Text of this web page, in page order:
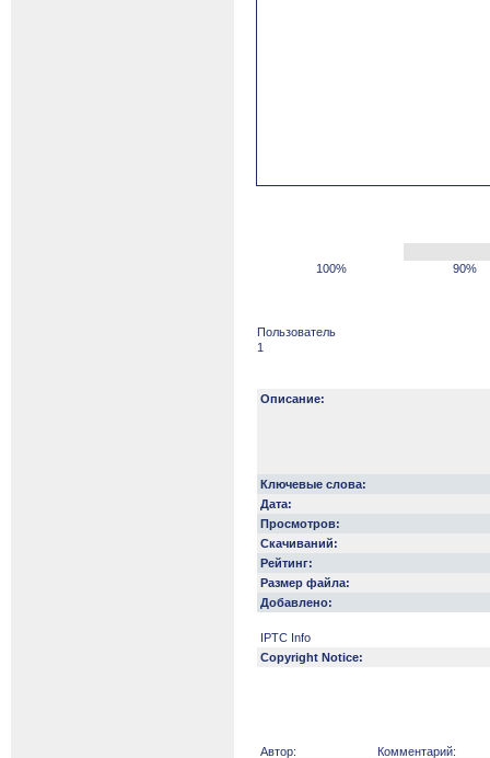
100% 90%
Пользователь
1
Описание:
Ключевые слова:
Дата:
Просмотров:
Скачиваний:
Рейтинг:
Размер файла:
Добавлено:
IPTC Info
Copyright Notice:
Автор:
Комментарий: